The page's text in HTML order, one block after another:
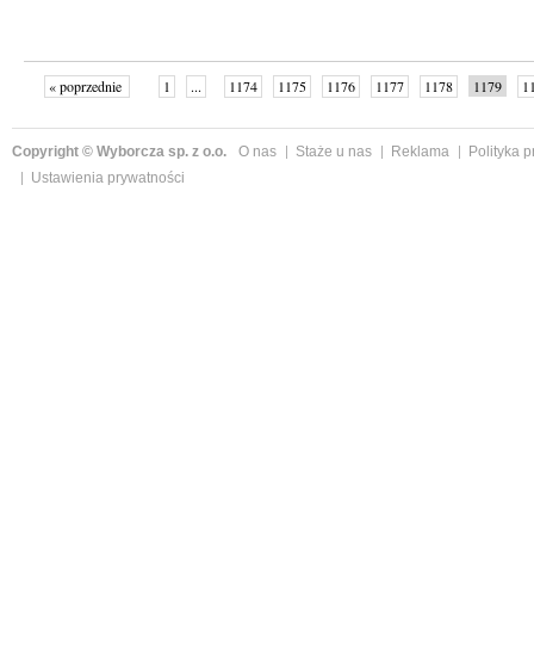
« poprzednie 1 ... 1174 1175 1176 1177 1178 1179
Copyright © Wyborcza sp. z o.o. O nas Staże u nas Reklama
Polityka
Ustawienia prywatności